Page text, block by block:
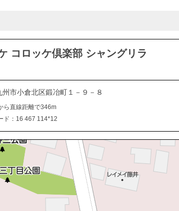
コロッケ倶楽部 シャングリラ
州市小倉北区鍛冶町１－９－８
ら直線距離で346m
ド：16 467 114*12